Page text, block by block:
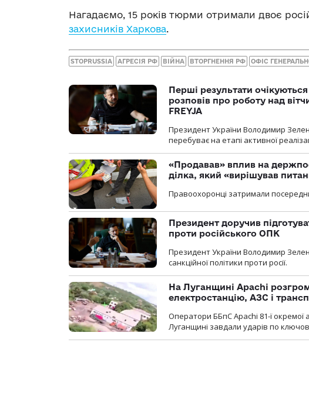
Нагадаємо, 15 років тюрми отримали двоє
захисників Харкова
STOPRUSSIA АГРЕСІЯ РФ ВІЙНА ВТОРГНЕННЯ РФ ОФІС
Перші результати
розповів про роботу над
FREYJA
Президент України Володимир
перебуває на етапі активної
«Продавав» вплив на
ділка, який «вирішував
Правоохоронці затримали
Президент доручив
проти російського ОПК
Президент України Володимир
санкційної політики проти росії.
На Луганщині Apachi
електростанцію, АЗС і
Оператори ББпС Apachi 81-ї окремої
Луганщині завдали ударів по